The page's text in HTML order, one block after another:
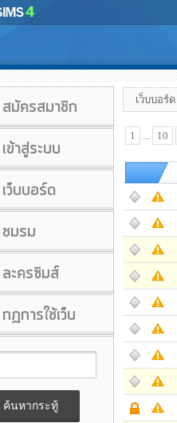
สมัครสมาชิก
เข้าสู่ระบบ
เว็บบอร์ด
ชมรม
ละครซิมส์
กฎการใช้เว็บ
เว็บบอร์ด
1 ... 10